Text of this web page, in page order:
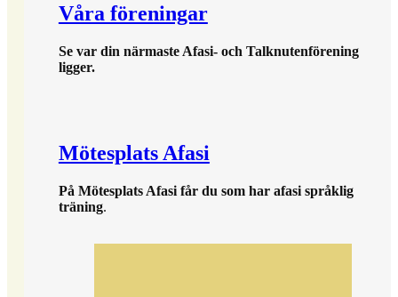
Våra föreningar
Se var din närmaste Afasi- och Talknutenförening
ligger.
Mötesplats Afasi
På Mötesplats Afasi får du som har afasi språklig
träning.